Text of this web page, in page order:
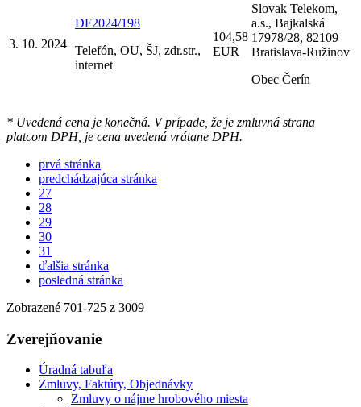
3. 10. 2024
DF2024/198
Telefón, OU, ŠJ, zdr.str.,
internet
104,58
EUR
Slovak Telekom,
a.s., Bajkalská
17978/28, 82109
Bratislava-Ružinov
Obec Čerín
* Uvedená cena je konečná. V prípade, že je zmluvná strana
platcom DPH, je cena uvedená vrátane DPH.
prvá stránka
predchádzajúca stránka
27
28
29
30
31
ďalšia stránka
posledná stránka
Zobrazené 701-725 z 3009
Zverejňovanie
Úradná tabuľa
Zmluvy, Faktúry, Objednávky
Zmluvy o nájme hrobového miesta